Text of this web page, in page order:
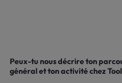
Peux-tu nous décrire ton
général et ton activité chez